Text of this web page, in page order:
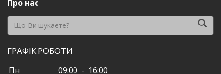
Про нас
ГРАФІК РОБОТИ
Пн 09:00 - 16:00